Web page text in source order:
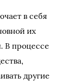
в себя
их
В процессе
другие